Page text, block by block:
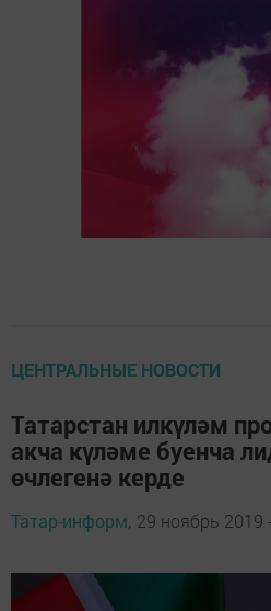
ЦЕНТРАЛЬНЫЕ НОВОСТИ
Татарстан илкүләм
акча күләме буенча
өчлегенә керде
Татар-информ, 29 ноябрь 2019